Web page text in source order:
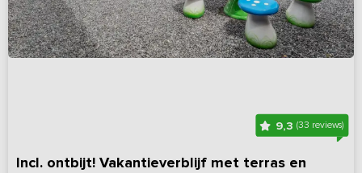
9,3 (33 reviews)
Incl. ontbijt! Vakantieverblijf met terras en